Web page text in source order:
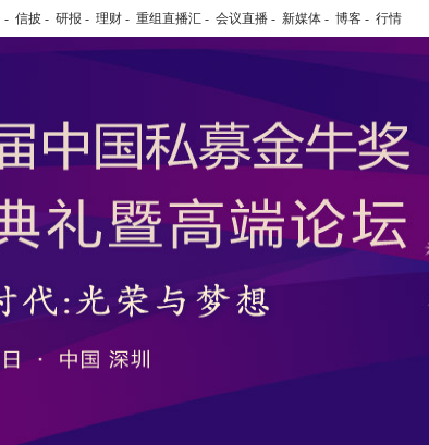
- 信披 - 研报 - 理财 - 重组直播汇 - 会议直播 - 新媒体 - 博客 - 行情